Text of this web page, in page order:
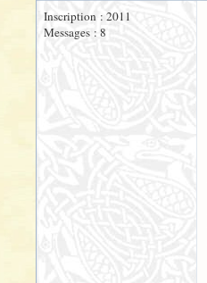
Inscription : 2011
Messages : 8